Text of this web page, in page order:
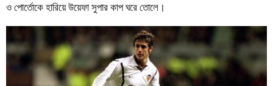
ও পোর্তোকে হারিয়ে উয়েফা সুপার কাপ ঘরে তোলে।